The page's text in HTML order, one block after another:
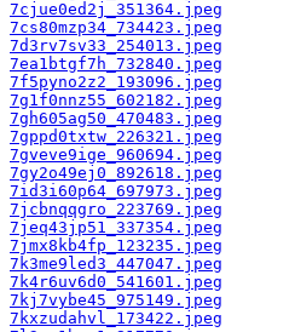
7cjue0ed2j_351364.jpeg
7cs80mzp34_734423.jpeg
7d3rv7sv33_254013.jpeg
7ea1btgf7h_732840.jpeg
7f5pyno2z2_193096.jpeg
7g1f0nnz55_602182.jpeg
7gh605ag50_470483.jpeg
7gppd0txtw_226321.jpeg
7gveve9ige_960694.jpeg
7gy2o49ej0_892618.jpeg
7id3i60p64_697973.jpeg
7jcbnqqgro_223769.jpeg
7jeq43jp51_337354.jpeg
7jmx8kb4fp_123235.jpeg
7k3me9led3_447047.jpeg
7k4r6uv6d0_541601.jpeg
7kj7vybe45_975149.jpeg
7kxzudahvl_173422.jpeg